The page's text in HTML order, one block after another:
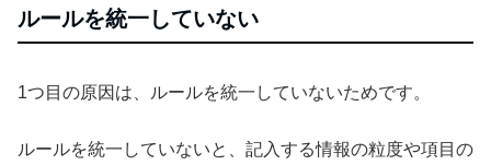
ルールを統一していない
1つ目の原因は、ルールを統一していないためです。
ルールを統一していないと、記入する情報の粒度や項目の